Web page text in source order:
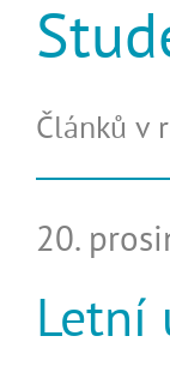
Článků v
20.
Letní